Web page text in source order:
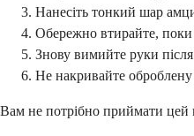
Нанесіть тонкий шар
Обережно втирайте,
Знову вимийте руки
Не накривайте
Вам не потрібно приймати цей